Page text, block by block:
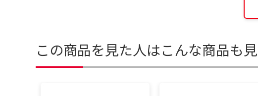
この商品を見た人はこんな商品も